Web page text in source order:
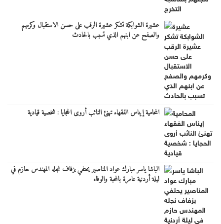
عشيرة الشوابكة تشكر عشيرة الرقب على حسن الاستقبال وكرمهم
والصفح عن ابنهم الذي تسبب بالحادث
المحامية إيناس الفقهاء تهنئ النائب أروى الحجايا : شخصية قيادية
الباشا ياسر مبارك عواد المناصير يحتفي بزفاف نجله المهندس حازم في
ليلة أردنية عامرة بالمحبة والوفاء